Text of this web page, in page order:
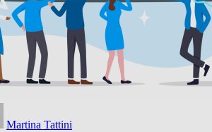
Martina Tattini